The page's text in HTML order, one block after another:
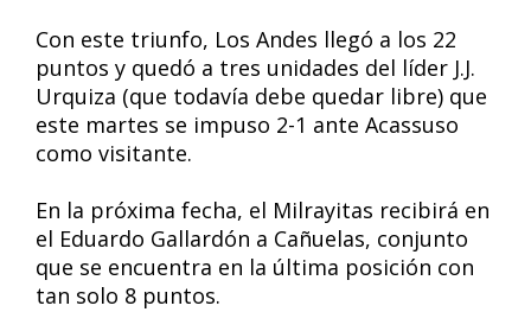
Con este triunfo, Los Andes llegó a los 22
puntos y quedó a tres unidades del líder J.J.
Urquiza (que todavía debe quedar libre) que
este martes se impuso 2-1 ante Acassuso
como visitante.
En la próxima fecha, el Milrayitas recibirá en
el Eduardo Gallardón a Cañuelas, conjunto
que se encuentra en la última posición con
tan solo 8 puntos.